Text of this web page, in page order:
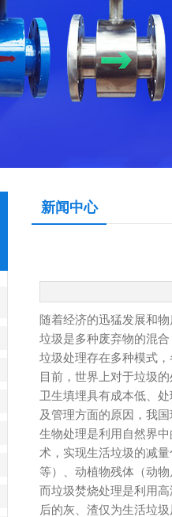
新闻中心
随着经济的迅猛发展和
垃圾是多种废弃物的混
垃圾处理存在多种模式
目前，世界上对于垃圾
卫生填埋具有成本低、
及管理方面的原因，我
生物处理是利用自然界
术，实现生活垃圾的减
等）、动植物残体（动
而垃圾焚烧处理是利用
后的灰、渣仅为生活垃